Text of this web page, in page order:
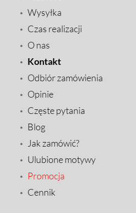
Wysyłka
Czas realizacji
O nas
Kontakt
Odbiór zamówienia
Opinie
Częste pytania
Blog
Jak zamówić?
Ulubione motywy
Promocja
Cennik